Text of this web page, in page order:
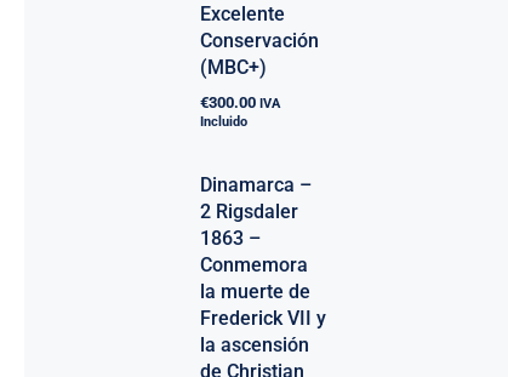
Excelente
Conservación
(MBC+)
€300.00 IVA
Incluido
Dinamarca –
2 Rigsdaler
1863 –
Conmemora
la muerte de
Frederick VII y
la ascensión
de Christian